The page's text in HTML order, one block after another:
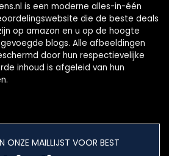
is een moderne alles-in-één
die de beste deals
op amazon en u op de hoogte
blogs. Alle afbeeldingen
door hun respectievelijke
inhoud is afgeleid van hun
ONZE MAILLIJST VOOR BEST